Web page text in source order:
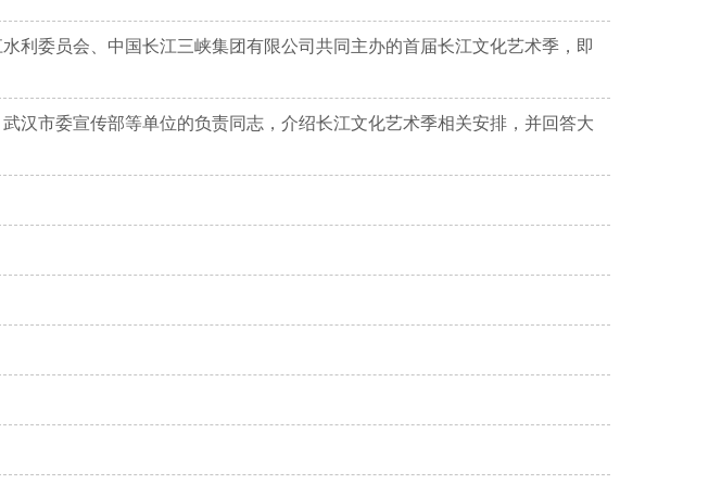
利委员会、中国长江三峡集团有限公司共同主办的首届长江文化艺术季，即
汉市委宣传部等单位的负责同志，介绍长江文化艺术季相关安排，并回答大